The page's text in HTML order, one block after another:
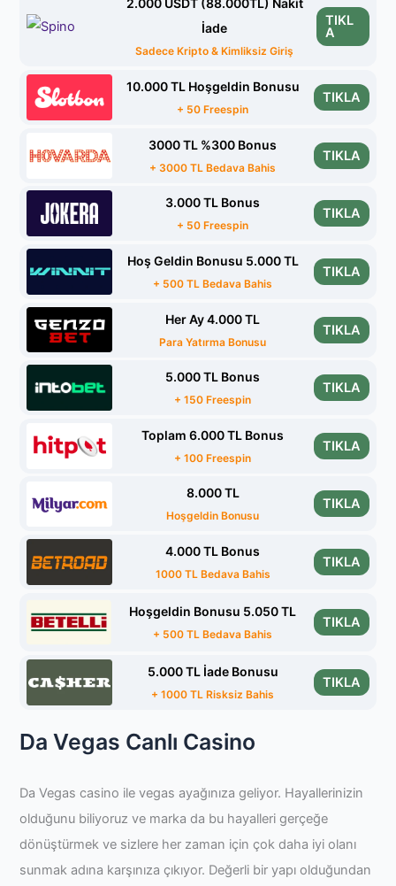
2.000 USDT (88.000TL) Nakit
İade
Sadece Kripto & Kimliksiz Giriş
TIKL
A
10.000 TL Hoşgeldin Bonusu
+ 50 Freespin
TIKLA
3000 TL %300 Bonus
+ 3000 TL Bedava Bahis
TIKLA
3.000 TL Bonus
+ 50 Freespin
TIKLA
Hoş Geldin Bonusu 5.000 TL
+ 500 TL Bedava Bahis
TIKLA
Her Ay 4.000 TL
Para Yatırma Bonusu
TIKLA
5.000 TL Bonus
+ 150 Freespin
TIKLA
Toplam 6.000 TL Bonus
+ 100 Freespin
TIKLA
8.000 TL
Hoşgeldin Bonusu
TIKLA
4.000 TL Bonus
1000 TL Bedava Bahis
TIKLA
Hoşgeldin Bonusu 5.050 TL
+ 500 TL Bedava Bahis
TIKLA
5.000 TL İade Bonusu
+ 1000 TL Risksiz Bahis
TIKLA
Da Vegas Canlı Casino
Da Vegas casino ile vegas ayağınıza geliyor. Hayallerinizin
olduğunu biliyoruz ve marka da bu hayalleri gerçeğe
dönüştürmek ve sizlere her zaman için çok daha iyi olanı
sunmak adına karşınıza çıkıyor. Değerli bir yapı olduğundan